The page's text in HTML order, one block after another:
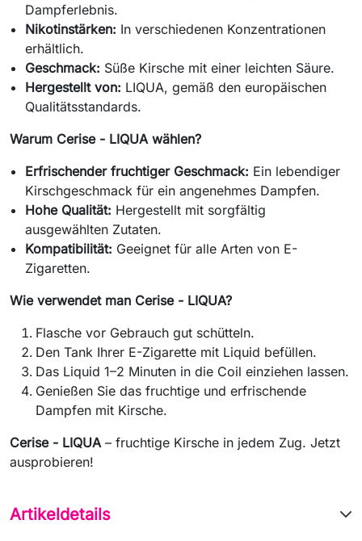
Dampferlebnis.
Nikotinstärken: In verschiedenen Konzentrationen
erhältlich.
Geschmack: Süße Kirsche mit einer leichten Säure.
Hergestellt von: LIQUA, gemäß den europäischen
Qualitätsstandards.
Warum Cerise - LIQUA wählen?
Erfrischender fruchtiger Geschmack: Ein lebendiger
Kirschgeschmack für ein angenehmes Dampfen.
Hohe Qualität: Hergestellt mit sorgfältig
ausgewählten Zutaten.
Kompatibilität: Geeignet für alle Arten von E-
Zigaretten.
Wie verwendet man Cerise - LIQUA?
Flasche vor Gebrauch gut schütteln.
Den Tank Ihrer E-Zigarette mit Liquid befüllen.
Das Liquid 1–2 Minuten in die Coil einziehen lassen.
Genießen Sie das fruchtige und erfrischende
Dampfen mit Kirsche.
Cerise - LIQUA – fruchtige Kirsche in jedem Zug. Jetzt
ausprobieren!
Artikeldetails